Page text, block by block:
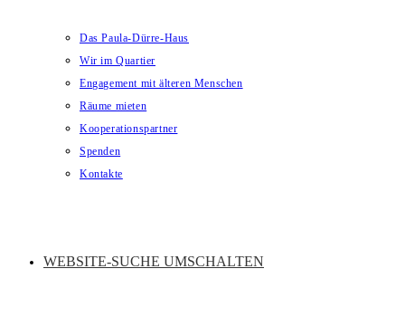
Das Paula-Dürre-Haus
Wir im Quartier
Engagement mit älteren Menschen
Räume mieten
Kooperationspartner
Spenden
Kontakte
WEBSITE-SUCHE UMSCHALTEN